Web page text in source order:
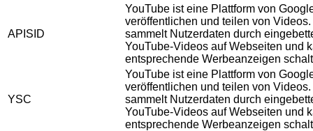
APISID
YouTube ist eine Plattform von
veröffentlichen und teilen von
sammelt Nutzerdaten durch
YouTube-Videos auf Webseiten und
entsprechende Werbeanzeigen
YSC
YouTube ist eine Plattform von
veröffentlichen und teilen von
sammelt Nutzerdaten durch
YouTube-Videos auf Webseiten und
entsprechende Werbeanzeigen